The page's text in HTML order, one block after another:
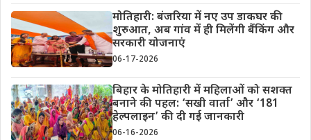
मोतिहारी: बंजरिया में नए उप डाकघर की
शुरुआत, अब गांव में ही मिलेंगी बैंकिंग और
सरकारी योजनाएं
06-17-2026
बिहार के मोतिहारी में महिलाओं को सशक्त
बनाने की पहल: ‘सखी वार्ता’ और ‘181
हेल्पलाइन’ की दी गई जानकारी
06-16-2026